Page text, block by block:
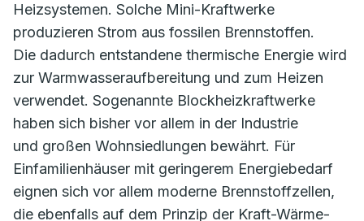
Heizsystemen. Solche Mini-Kraftwerke
produzieren Strom aus fossilen Brennstoffen.
Die dadurch entstandene thermische Energie wird
zur Warmwasseraufbereitung und zum Heizen
verwendet. Sogenannte Blockheizkraftwerke
haben sich bisher vor allem in der Industrie
und großen Wohnsiedlungen bewährt. Für
Einfamilienhäuser mit geringerem Energiebedarf
eignen sich vor allem moderne Brennstoffzellen,
die ebenfalls auf dem Prinzip der Kraft-Wärme-